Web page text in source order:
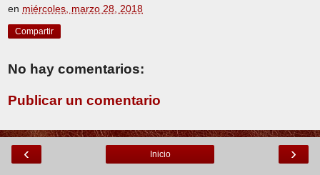
en miércoles, marzo 28, 2018
Compartir
No hay comentarios:
Publicar un comentario
‹ ›
Inicio